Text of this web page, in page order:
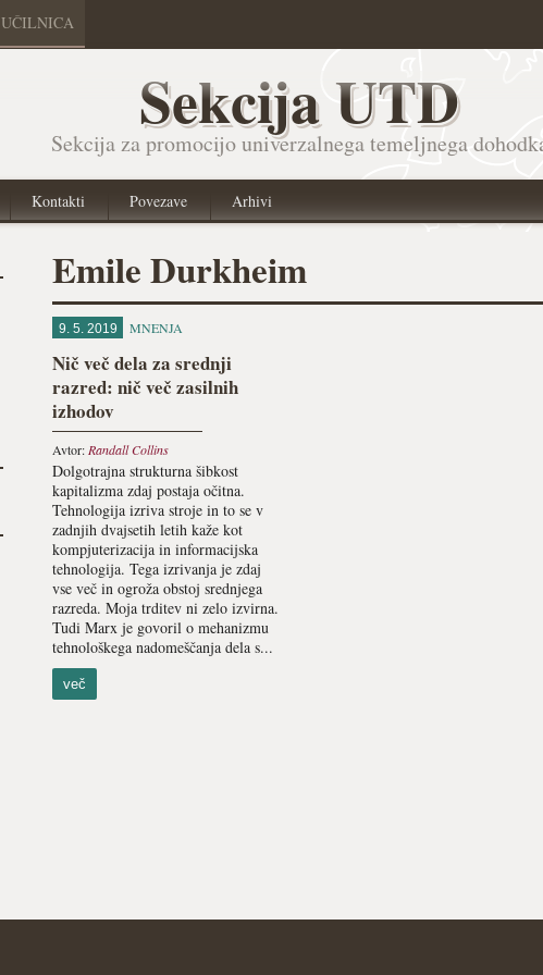
UČILNICA
Sekcija UTD
Sekcija za promocijo univerzalnega temeljnega
Kontakti Povezave Arhivi
Emile Durkheim
9. 5. 2019 MNENJA
Nič več dela za srednji
razred: nič več zasilnih
izhodov
Avtor: Randall Collins
Dolgotrajna strukturna šibkost
kapitalizma zdaj postaja oči­tna.
Tehnologija izriva stroje in to se v
zadnjih dvajsetih letih kaže kot
kompjuterizacija in informacijska
tehnologija. Tega izrivanja je zdaj
vse več in ogroža obstoj srednjega
razreda. Moja trditev ni zelo izvirna.
Tudi Marx je govoril o mehanizmu
tehnološkega nadomeščanja dela s...
več